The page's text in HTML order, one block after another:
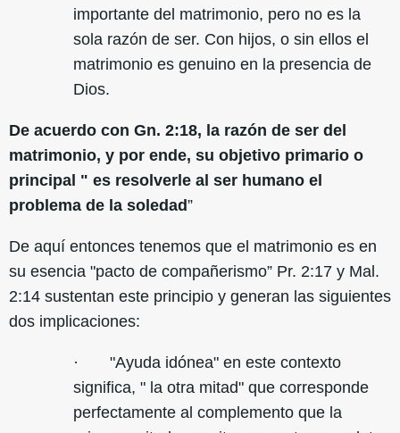
importante del matrimonio, pero no es la
sola razón de ser. Con hijos, o sin ellos el
matrimonio es genuino en la presencia de
Dios.
De acuerdo con Gn. 2:18, la razón de ser del
matrimonio, y por ende, su objetivo primario o
principal " es resolverle al ser humano el
problema de la soledad”
De aquí entonces tenemos que el matrimonio es en
su esencia "pacto de compañerismo” Pr. 2:17 y Mal.
2:14 sustentan este principio y generan las siguientes
dos implicaciones:
· "Ayuda idónea" en este contexto
significa, " la otra mitad" que corresponde
perfectamente al complemento que la